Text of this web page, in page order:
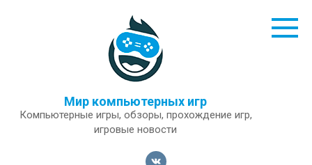
Мир компьютерных игр
Компьютерные игры, обзоры, прохождение игр,
игровые новости